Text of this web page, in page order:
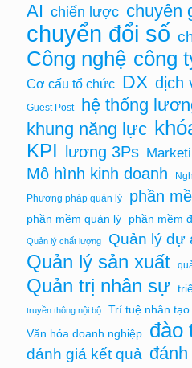
AI chiến lược chuyên
chuyển đổi số
Công nghệ công
Cơ cấu tổ chức DX dịch
Guest Post hệ thống
khung năng lực
KPI lương 3Ps
Mô hình kinh doanh
Phương pháp quản lý
phần
phần mềm quản lý phần mềm
Quản lý chất lượng Quản lý dự
Quản lý sản xuất
Quản trị nhân sự
truyền thông nội bộ Trí tuệ nhân tạo
Văn hóa doanh nghiệp đào
đánh giá kết quả